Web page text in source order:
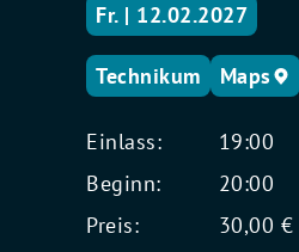
Fr. | 12.02.2027
Technikum Maps
Einlass:
19:00
Beginn:
20:00
Preis:
30,00 €